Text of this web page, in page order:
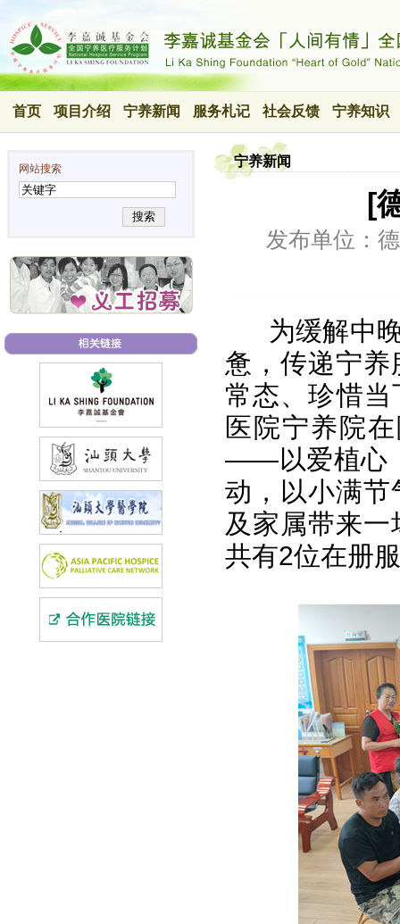
首页 项目介绍 宁养新闻 服务札记 社会反馈 宁养知识
网站搜索
搜索
宁养新闻
[
发布单位：
为缓解中
惫，传递宁
常态、珍惜
医院宁养院
——以爱植心
动，以小满
及家属带来
共有2位在册